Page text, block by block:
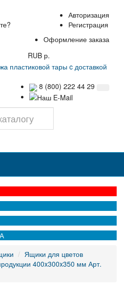
?
Авторизация
Регистрация
Оформление заказа
RUB р.
8 (800) 222 44 29
Ящики для цветов
400x300x350 мм Арт.